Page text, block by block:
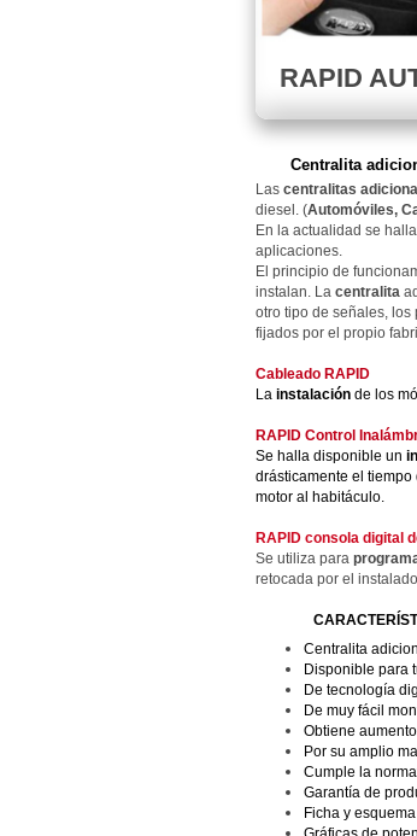
RAPID
Centralita
Las centralitas
diesel. (Automóviles,
En la actualidad se
aplicaciones.
El principio de
instalan. La centralita
otro tipo de señales,
fijados por el propio
Cableado RAPID
La instalación de los
RAPID Control
Se halla disponible un
drásticamente el
motor al habitáculo.
RAPID consola digital
Se utiliza para
retocada por el
Centralita
Disponible para
De tecnología
De muy fácil
Obtiene
Por su amplio
Cumple la
Garantía de
Ficha y